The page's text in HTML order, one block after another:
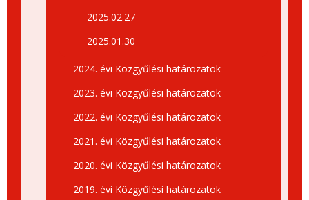
2025.02.27
2025.01.30
2024. évi Közgyűlési határozatok
2023. évi Közgyűlési határozatok
2022. évi Közgyűlési határozatok
2021. évi Közgyűlési határozatok
2020. évi Közgyűlési határozatok
2019. évi Közgyűlési határozatok